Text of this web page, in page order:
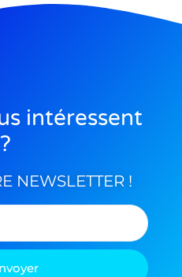
intéressent
?
NEWSLETTER !​